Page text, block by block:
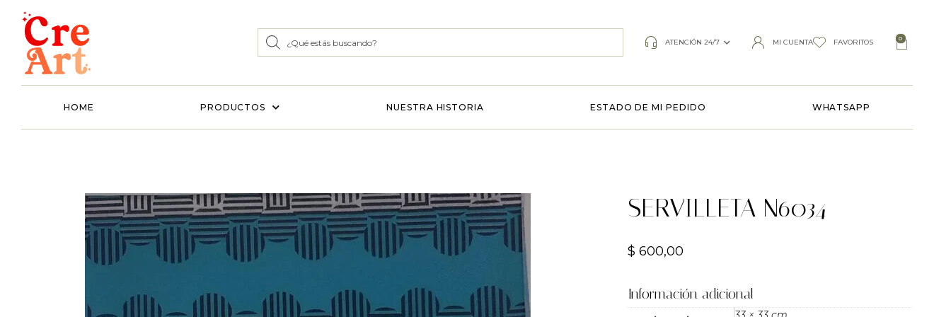
ATENCIÓN 24/7 MI CUENTA FAVORITOS 0
HOME PRODUCTOS NUESTRA HISTORIA ESTADO DE MI PEDIDO WHATSAPP
SERVILLETA N6034
$ 600,00
Información adicional